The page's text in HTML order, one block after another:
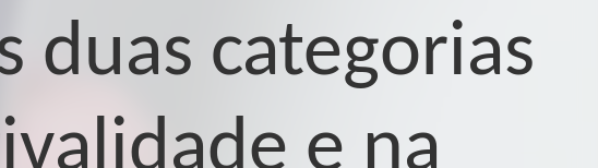
duas categorias
e na